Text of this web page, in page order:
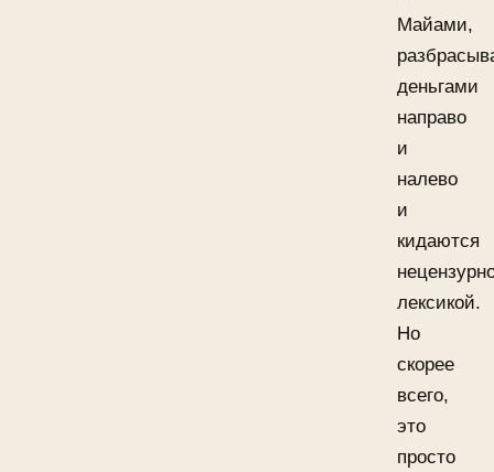
Майами,
деньгами
направо
и
налево
и
кидаются
лексикой.
Но
скорее
всего,
это
просто